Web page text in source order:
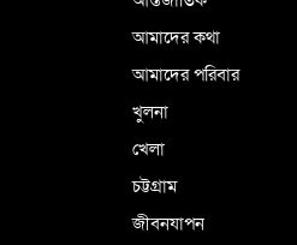
আমাদের কথা
আমাদের পরিবার
খুলনা
খেলা
চট্টগ্রাম
জীবনযাপন